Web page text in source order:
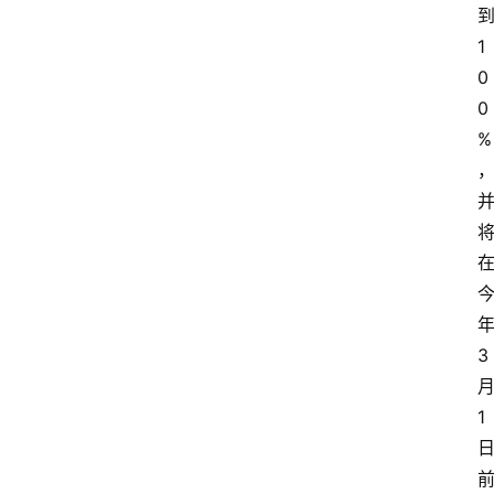
到
1
0
0
%
，
并
将
在
今
年
3
月
1
日
前